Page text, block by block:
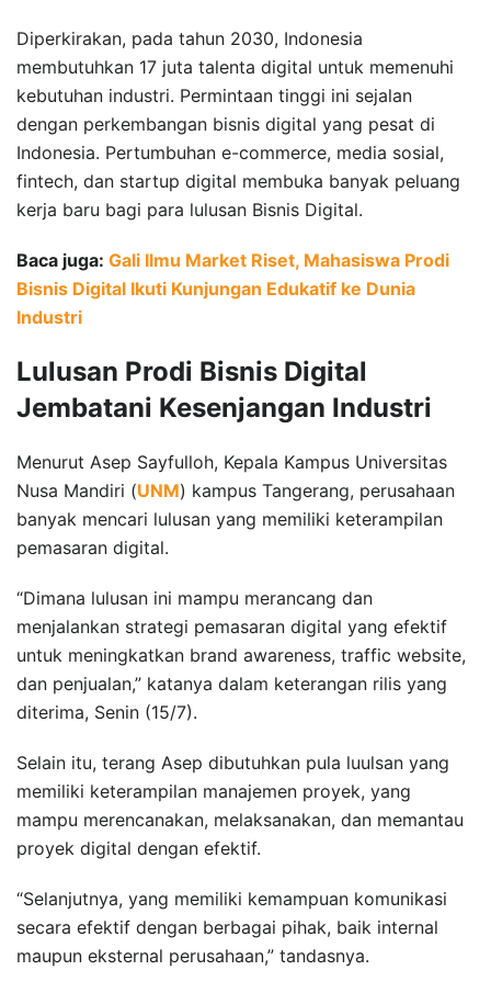
Diperkirakan, pada tahun 2030, Indonesia
membutuhkan 17 juta talenta digital untuk memenuhi
kebutuhan industri. Permintaan tinggi ini sejalan
dengan perkembangan bisnis digital yang pesat di
Indonesia. Pertumbuhan e-commerce, media sosial,
fintech, dan startup digital membuka banyak peluang
kerja baru bagi para lulusan Bisnis Digital.
Baca juga: Gali Ilmu Market Riset, Mahasiswa Prodi
Bisnis Digital Ikuti Kunjungan Edukatif ke Dunia
Industri
Lulusan Prodi Bisnis Digital
Jembatani Kesenjangan Industri
Menurut Asep Sayfulloh, Kepala Kampus Universitas
Nusa Mandiri (UNM) kampus Tangerang, perusahaan
banyak mencari lulusan yang memiliki keterampilan
pemasaran digital.
“Dimana lulusan ini mampu merancang dan
menjalankan strategi pemasaran digital yang efektif
untuk meningkatkan brand awareness, traffic website,
dan penjualan,” katanya dalam keterangan rilis yang
diterima, Senin (15/7).
Selain itu, terang Asep dibutuhkan pula luulsan yang
memiliki keterampilan manajemen proyek, yang
mampu merencanakan, melaksanakan, dan memantau
proyek digital dengan efektif.
“Selanjutnya, yang memiliki kemampuan komunikasi
secara efektif dengan berbagai pihak, baik internal
maupun eksternal perusahaan,” tandasnya.